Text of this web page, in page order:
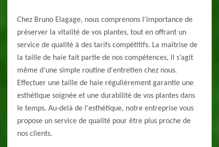
Chez Bruno Elagage, nous comprenons l'importance de
préserver la vitalité de vos plantes, tout en offrant un
service de qualité à des tarifs compétitifs. La maîtrise de
la taille de haie fait partie de nos compétences, il s’agit
même d’une simple routine d'entretien chez nous.
Effectuer une taille de haie régulièrement garantie une
esthétique soignée et une durabilité de vos plantes dans
le temps. Au-delà de l'esthétique, notre entreprise vous
propose un service de qualité pour être plus proche de
nos clients.